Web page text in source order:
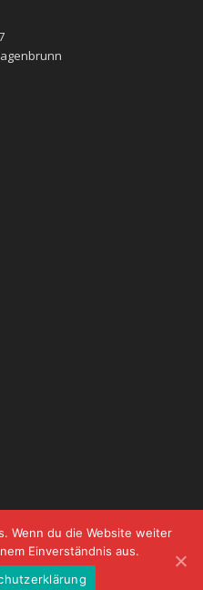
Kontakt|Impressum
Wenn du die Website weiter
Einverständnis aus.